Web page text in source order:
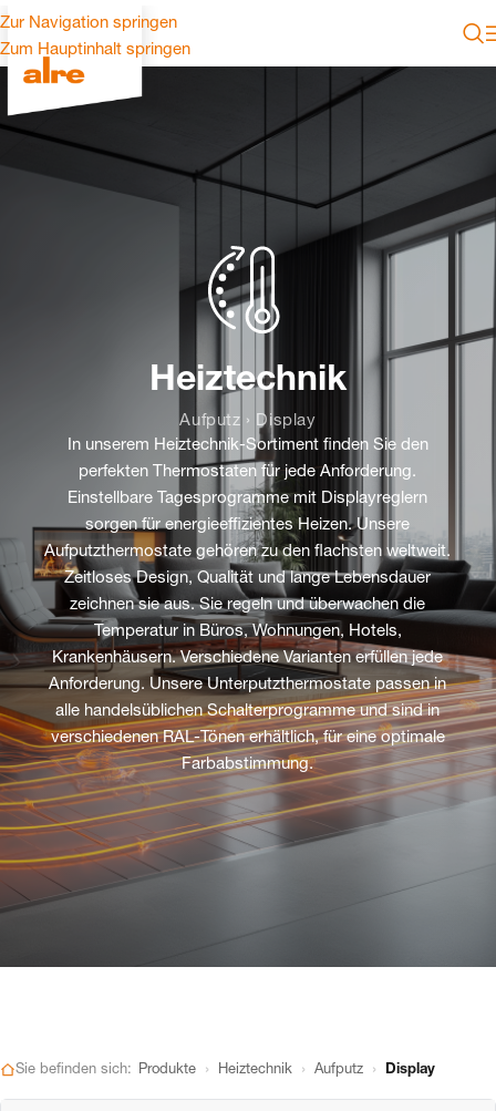
Zur Navigation springen
Zum Hauptinhalt springen
Heiztechnik
Aufputz › Display
In unserem Heiztechnik-Sortiment finden Sie den
perfekten Thermostaten für jede Anforderung.
Einstellbare Tagesprogramme mit Displayreglern
sorgen für energieeffizientes Heizen. Unsere
Aufputzthermostate gehören zu den flachsten weltweit.
Zeitloses Design, Qualität und lange Lebensdauer
zeichnen sie aus. Sie regeln und überwachen die
Temperatur in Büros, Wohnungen, Hotels,
Krankenhäusern. Verschiedene Varianten erfüllen jede
Anforderung. Unsere Unterputzthermostate passen in
alle handelsüblichen Schalterprogramme und sind in
verschiedenen RAL-Tönen erhältlich, für eine optimale
Farbabstimmung.
Sie befinden sich: Produkte › Heiztechnik › Aufputz › Display